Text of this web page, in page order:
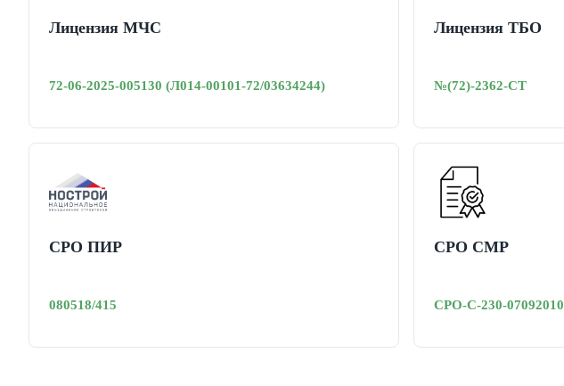
Лицензия МЧС
72-06-2025-005130 (Л014-00101-72/03634244)
Лицензия ТБО
№(72)-2362-СТ
СРО ПИР
080518/415
СРО СМР
СРО-С-230-07092010